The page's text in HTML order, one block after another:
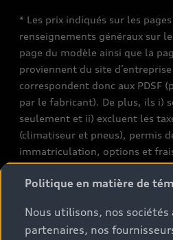
* Les prix indiqués sur les
renseignements généraux sur
page du modèle ainsi que la
proviennent du site
correspondent donc aux PDSF
par le fabricant). De plus, ils i)
seulement et ii) excluent les
(climatiseur et pneus), permis
immatriculation, options et
concessionnaires. Les
sont fixés par les
d’occasion sont des prix de
concessionnaires, et incluent
Politique en matière de
Nous utilisons, nos sociétés
partenaires, nos